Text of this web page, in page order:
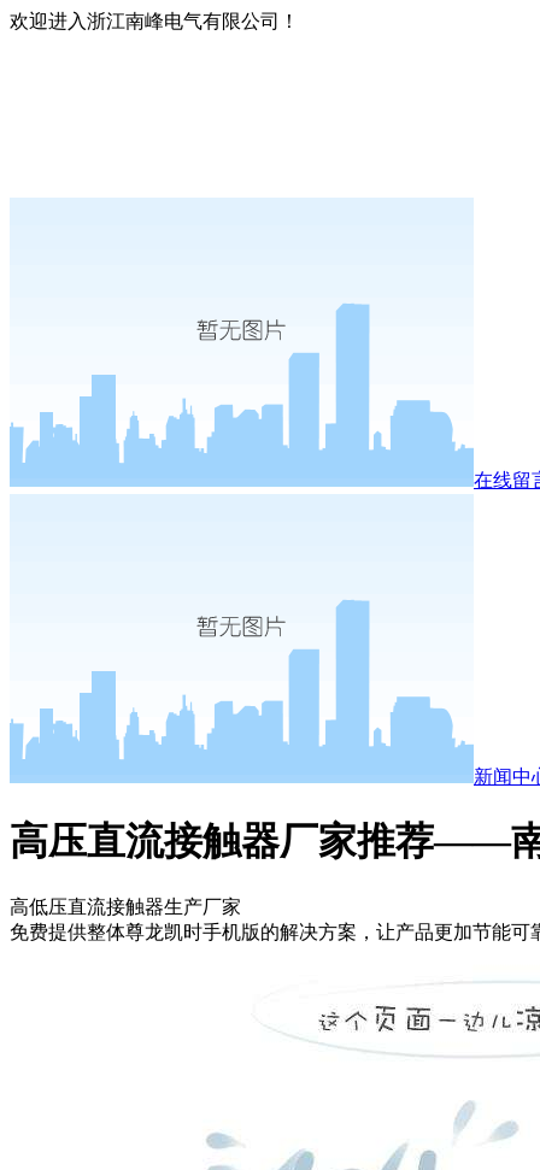
欢迎进入浙江南峰电气有限公司！
在线留
新闻中
高压直流接触器厂家推荐——
高低压直流接触器生产厂家
免费提供整体尊龙凯时手机版的解决方案，让产品更加节能可